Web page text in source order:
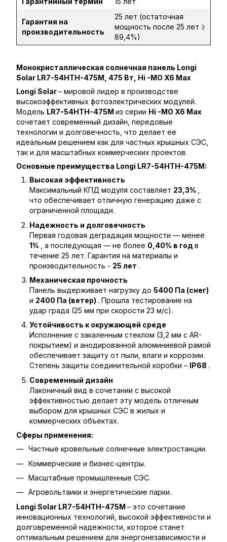
Гарантия на
производительность
25 лет (остаточная
мощность после 25 лет ≥
89,4%)
Монокристаллическая солнечная панель Longi
Solar LR7-54HTH-475M, 475 Вт, Hi -MO X6 Max
Longi Solar– мировой лидер в производстве
высокоэффективных фотоэлектрических модулей.
Модель LR7-54HTH-475M из серии Hi -MO X6 Max
сочетает современный дизайн, передовые
технологии и долговечность, что делает ее
идеальным решением как для частных крышных СЭС,
так и для масштабных коммерческих проектов.
Основные преимущества Longi LR7-54HTH-475M:
Высокая эффективность
Максимальный КПД модуля составляет 23,3%
что обеспечивает отличную генерацию даже с
ограниченной площади.
Надежность и долговечность
Первая годовая деградация мощности — менее
1%
, а последующая — не более 0,40% в год в
течение 25 лет. Гарантия на материалы и
производительность - 25 лет .
Механическая прочность
Панель выдерживает нагрузку до 5400 Па (снег)
и 2400 Па (ветер) . Прошла тестирование на
удар града (25 мм при скорости 23 м/с).
Устойчивость к окружающей среде
Исполнение с закаленным стеклом (3,2 мм с AR-
покрытием) и анодированной алюминиевой рамой
обеспечивает защиту от пыли, влаги и коррозии.
Степень защиты соединительной коробки – IP68 .
Современный дизайн
Лаконичный вид в сочетании с высокой
эффективностью делает эту модель отличным
выбором для крышных СЭС в жилых и
коммерческих объектах.
Сферы применения:
Частные кровельные солнечные электростанции.
Коммерческие и бизнес-центры.
Масштабные промышленные СЭС.
Агровольтаики и энергетические парки.
Longi Solar LR7-54HTH-475M – это сочетание
инновационных технологий, высокой эффективности и
долговременной надежности, которое станет
оптимальным решением для энергонезависимости и